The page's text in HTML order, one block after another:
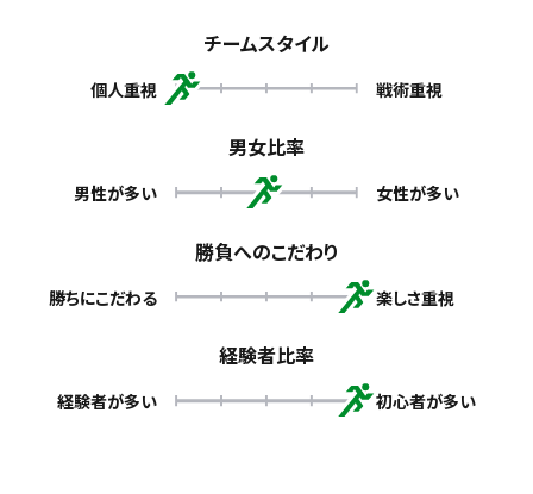
チームスタイル
個人重視 戦術重視
男女比率
男性が多い 女性が多い
勝負へのこだわり
勝ちにこだわる 楽しさ重視
経験者比率
経験者が多い 初心者が多い